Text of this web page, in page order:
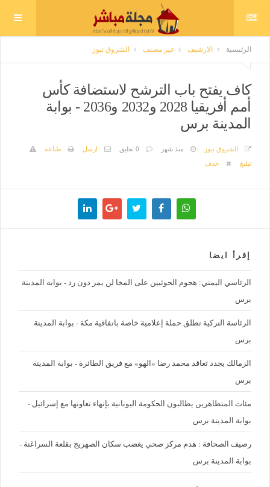
الرئيسية الارشيف غير مصنف الشروق نيوز
كاف يفتح باب الترشح لاستضافة كأس
أمم أفريقيا 2028 و2032 و2036 - بوابة
المدينة برس
الشروق نيوز منذ شهر 0 تعليق ارسل
طباعة
تبليغ
حذف
إقرأ ايضا
الرئاسي اليمني: هجوم الحوثيين على المخا لن يمر دون رد - بوابة المدينة
برس
الرئاسة التركية تطلق حملة إعلامية خاصة باتفاقية مكة - بوابة المدينة
برس
الزمالك يجدد تعاقد محمد رضا «الهو» مع فريق الطائرة - بوابة المدينة
برس
مئات المتظاهرين يطالبون الحكومة اليونانية بإنهاء تعاونها مع إسرائيل -
بوابة المدينة برس
رصيف الصحافة : هدم مركز صحي يغضب سكان الصهريج بقلعة السراغنة -
بوابة المدينة برس